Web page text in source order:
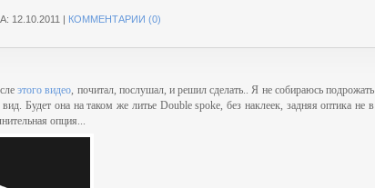
12.10.2011 | КОММЕНТАРИИ (0)
этого видео, почитал, послушал, и решил сделать.. Я не собираюсь подрожать
Будет она на таком же литье Double spoke, без наклеек, задняя оптика не в
опция...